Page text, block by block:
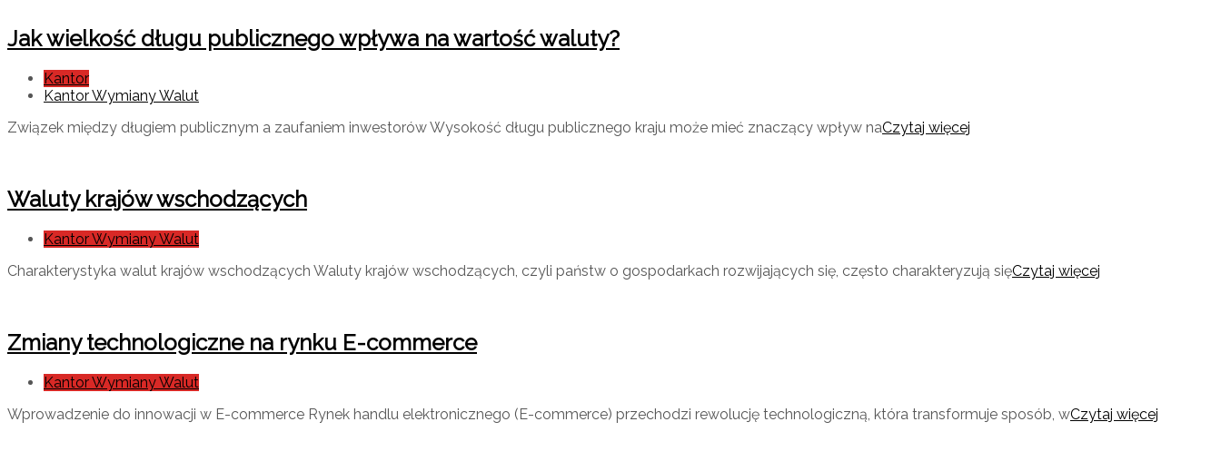
Jak wielkość długu publicznego wpływa na wartość waluty?
Kantor
Kantor Wymiany Walut
Związek między długiem publicznym a zaufaniem inwestorów Wysokość długu publicznego kraju może mieć znaczący wpływ naCzytaj więcej
Waluty krajów wschodzących
Kantor Wymiany Walut
Charakterystyka walut krajów wschodzących Waluty krajów wschodzących, czyli państw o gospodarkach rozwijających się, często charakteryzują sięCzytaj więcej
Zmiany technologiczne na rynku E-commerce
Kantor Wymiany Walut
Wprowadzenie do innowacji w E-commerce Rynek handlu elektronicznego (E-commerce) przechodzi rewolucję technologiczną, która transformuje sposób, wCzytaj więcej